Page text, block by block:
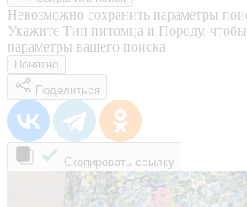
Невозможно сохранить параметры
Укажите Тип питомца и Породу,
параметры вашего поиска
Понятно
Поделиться
Скопировать ссылку